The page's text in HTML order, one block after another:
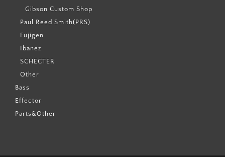
Gibson Custom Shop
Paul Reed Smith(PRS)
Fujigen
Ibanez
SCHECTER
Other
Bass
Effector
Parts&Other